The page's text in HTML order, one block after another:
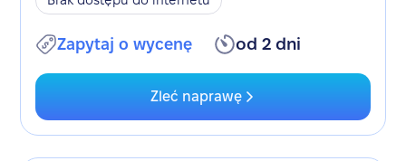
Zapytaj o wycenę od 2 dni
Zleć naprawę